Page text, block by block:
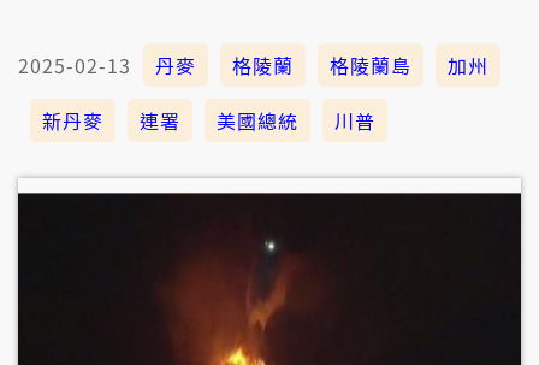
2025-02-13 丹麥 格陵蘭 格陵蘭島
加州
新丹麥
連署 美國總統 川普